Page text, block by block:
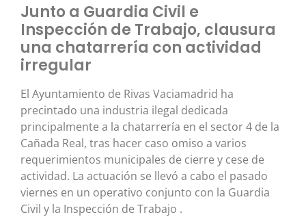
Junto a Guardia Civil e
Inspección de Trabajo, clausura
una chatarrería con actividad
irregular
El Ayuntamiento de Rivas Vaciamadrid ha
precintado una industria ilegal dedicada
principalmente a la chatarrería en el sector 4 de la
Cañada Real, tras hacer caso omiso a varios
requerimientos municipales de cierre y cese de
actividad. La actuación se llevó a cabo el pasado
viernes en un operativo conjunto con la Guardia
Civil y la Inspección de Trabajo .